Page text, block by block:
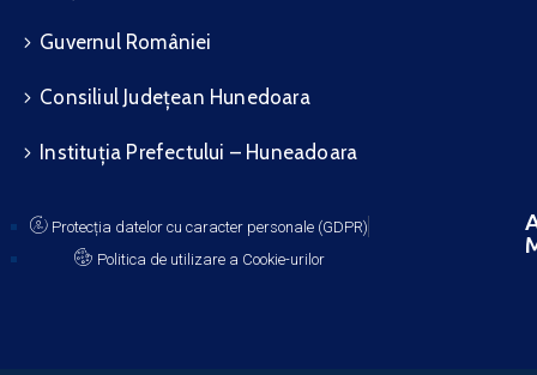
Guvernul României
Consiliul Județean Hunedoara
Instituția Prefectului – Huneadoara
Protecția datelor cu caracter personale (GDPR)
Politica de utilizare a Cookie-urilor